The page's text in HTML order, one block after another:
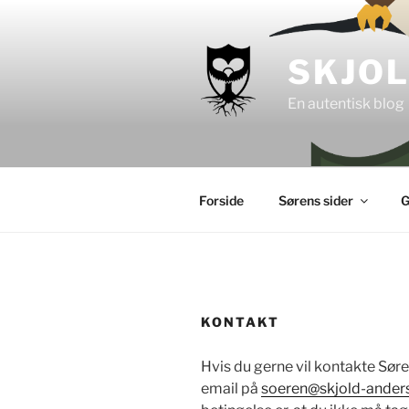
En autentisk blog
Forside Sørens sider
KONTAKT
Hvis du gerne vil kontakte
email på soeren@skjold-